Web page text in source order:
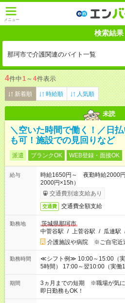
メニュー
検索結果
那珂市で介護関連のバイト一覧
4件中1 ～ 4件表示
新着順 時給順 人気順
未読
＼空いた時間で働く！／日
も可！施設での見回りなど
派遣 ブランクOK WEB登録・面接OK
給与
時給1650円～ 夜勤時給2000
2000円×15h）
交通費別途支給あり
交通費 交通費全額支給
勤務地
茨城県那珂市
中菅谷駅 / 上菅谷駅 / 瓜連駅
介護施設や病院 ※ご自宅近
勤務時間
≪シフト例≫ 10:00～15:00（
5時間） 17:00～翌10:00（実働15時間）な
働く時間は調整できます！ お
期間
3ヵ月までの短期 ※職場が気
即日勤務もOK！